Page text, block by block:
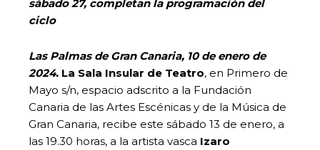
sábado 27, completan la programación del
ciclo
Las Palmas de Gran Canaria, 10 de enero de
2024. La Sala Insular de Teatro, en Primero de
Mayo s/n, espacio adscrito a la Fundación
Canaria de las Artes Escénicas y de la Música de
Gran Canaria, recibe este sábado 13 de enero, a
las 19.30 horas, a la artista vasca Izaro